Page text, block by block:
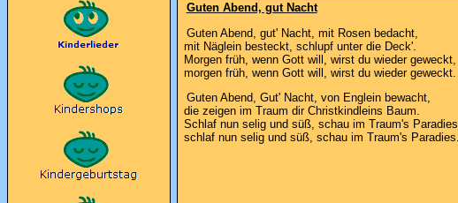
Guten Abend, gut Nacht
Guten Abend, gut' Nacht, mit Rosen bedacht,
mit Näglein besteckt, schlupf unter die Deck'.
Morgen früh, wenn Gott will, wirst du wieder geweckt,
morgen früh, wenn Gott will, wirst du wieder geweckt.
Guten Abend, Gut' Nacht, von Englein bewacht,
die zeigen im Traum dir Christkindleins Baum.
Schlaf nun selig und süß, schau im Traum's Paradies,
schlaf nun selig und süß, schau im Traum's Paradies.